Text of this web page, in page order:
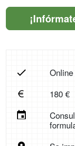
Online
180 €